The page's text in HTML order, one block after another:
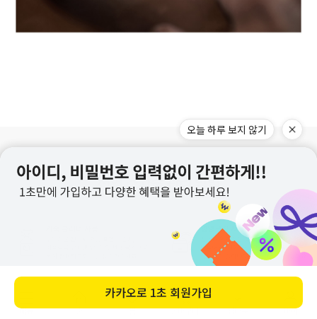
메뉴 홈 찜 장바구니 앱다운 마이
오늘 하루 보지 않기
카카오로 1초 회원가입